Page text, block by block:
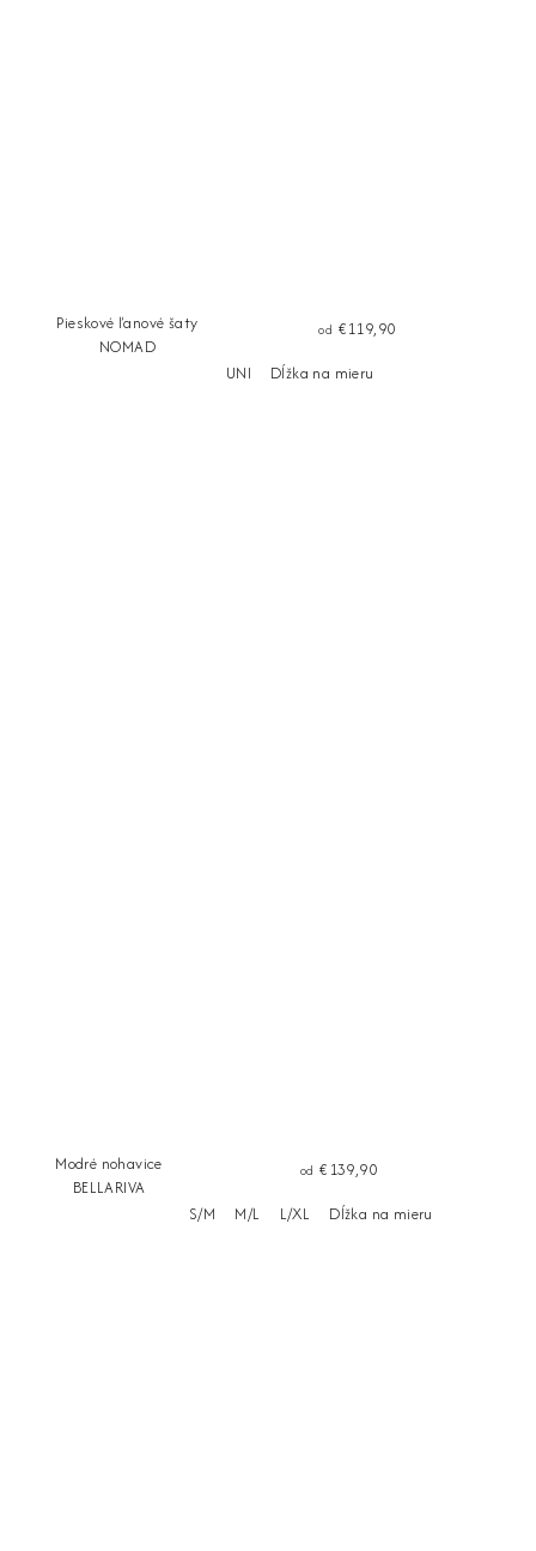
Pieskové ľanové šaty
NOMAD
od €119,90
UNI
Dĺžka na mieru
Modré nohavice
BELLARIVA
od €139,90
S/M
M/L L/XL Dĺžka na mieru